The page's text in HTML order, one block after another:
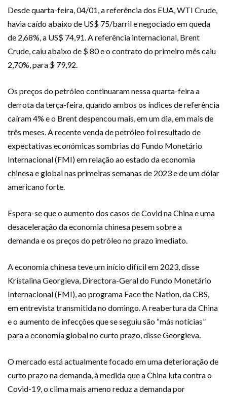
Desde quarta-feira, 04/01, a referência dos EUA, WTI Crude,
havia caído abaixo de US$ 75/barril e negociado em queda
de 2,68%, a US$ 74,91. A referência internacional, Brent
Crude, caiu abaixo de $ 80 e o contrato do primeiro mês caiu
2,70%, para $ 79,92.
Os preços do petróleo continuaram nessa quarta-feira a
derrota da terça-feira, quando ambos os índices de referência
caíram 4% e o Brent despencou mais, em um dia, em mais de
três meses. A recente venda de petróleo foi resultado de
expectativas económicas sombrias do Fundo Monetário
Internacional (FMI) em relação ao estado da economia
chinesa e global nas primeiras semanas de 2023 e de um dólar
americano forte.
Espera-se que o aumento dos casos de Covid na China e uma
desaceleração da economia chinesa pesem sobre a
demanda e os preços do petróleo no prazo imediato.
A economia chinesa teve um início difícil em 2023, disse
Kristalina Georgieva, Directora-Geral do Fundo Monetário
Internacional (FMI), ao programa Face the Nation, da CBS,
em entrevista transmitida no domingo. A reabertura da China
e o aumento de infecções que se seguiu são “más notícias”
para a economia global no curto prazo, disse Georgieva.
O mercado está actualmente focado em uma deterioração de
curto prazo na demanda, à medida que a China luta contra o
Covid-19, o clima mais ameno reduz a demanda por